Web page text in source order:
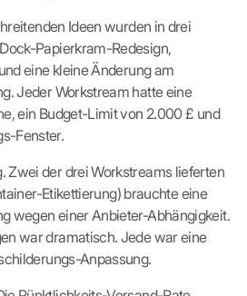
Ideen wurden in drei
Papierkram-Redesign,
eine kleine Änderung am
Jeder Workstream hatte eine
ein Budget-Limit von 2.000 £ und
Fenster.
Zwei der drei Workstreams lieferten
Etikettierung) brauchte eine
wegen einer Anbieter-Abhängigkeit.
war dramatisch. Jede war eine
Anpassung.